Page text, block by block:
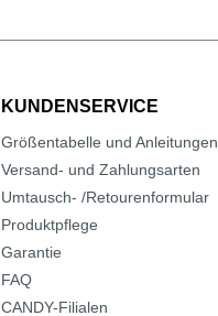
KUNDENSERVICE
Größentabelle und Anleitungen
Versand- und Zahlungsarten
Umtausch- /Retourenformular
Produktpflege
Garantie
FAQ
CANDY-Filialen